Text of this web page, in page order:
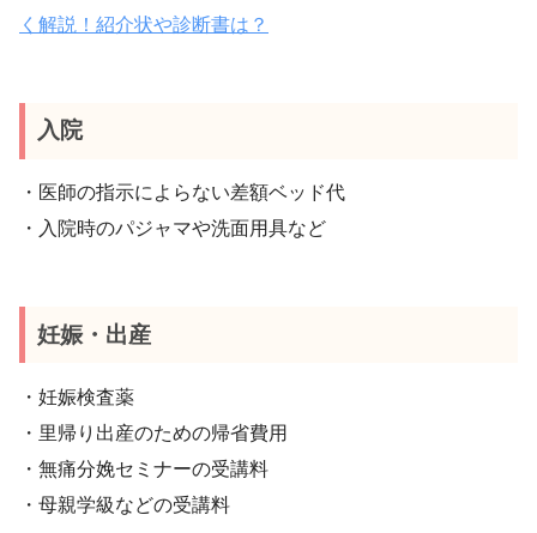
く解説！紹介状や診断書は？
入院
・医師の指示によらない差額ベッド代
・入院時のパジャマや洗面用具など
妊娠・出産
・妊娠検査薬
・里帰り出産のための帰省費用
・無痛分娩セミナーの受講料
・母親学級などの受講料